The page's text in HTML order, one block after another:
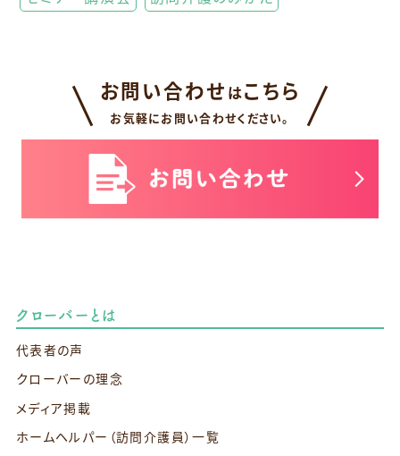
お問い合わせ はこちら
お気軽にお問い合わせください。
クローバーとは
代表者の声
クローバーの理念
メディア掲載
ホームヘルパー（訪問介護員）一覧